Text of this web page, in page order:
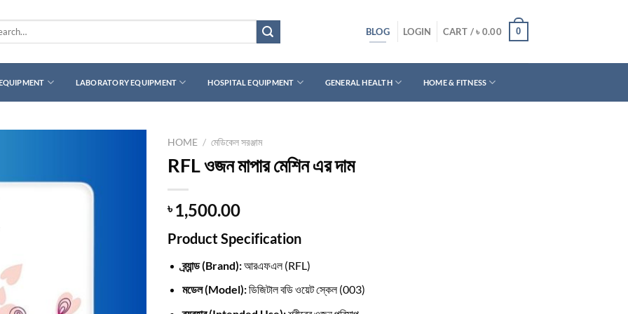
BLOG LOGIN CART /৳ 0.00 0
LABORATORY EQUIPMENT HOSPITAL EQUIPMENT GENERAL HEALTH HOME & FITNESS
HOME / মেডিকেল সরঞ্জাম
RFL ওজন মাপার মেশিন এর দাম
৳1,500.00
Product Specification
ব্র্যান্ড (Brand):আরএফএল (RFL)
মডেল (Model):ডিজিটাল বডি ওয়েট স্কেল (003)